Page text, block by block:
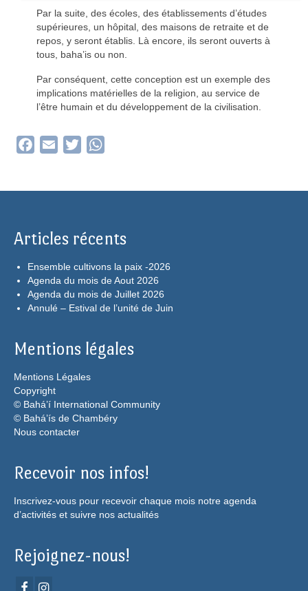
Par la suite, des écoles, des établissements d’études
supérieures, un hôpital, des maisons de retraite et de
repos, y seront établis. Là encore, ils seront ouverts à
tous, baha’is ou non.
Par conséquent, cette conception est un exemple des
implications matérielles de la religion, au service de
l’être humain et du développement de la civilisation.
Facebook
Email Twitter
Articles récents
Ensemble cultivons la paix -2026
Agenda du mois de Aout 2026
Agenda du mois de Juillet 2026
Annulé – Estival de l’unité de Juin
Mentions légales
Mentions Légales
Copyright
© Bahá’í International Community
© Bahá’ís de Chambéry
Nous contacter
Recevoir nos infos!
Inscrivez-vous pour recevoir chaque mois notre agenda
d’activités et suivre nos actualités
Rejoignez-nous!